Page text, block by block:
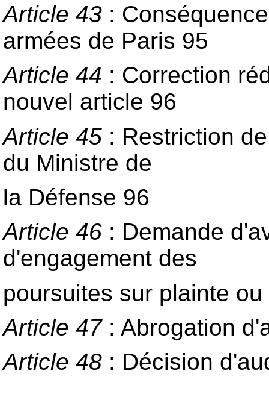
Article 43 :
armées de Paris 95
Article 44 : Correction
nouvel article 96
Article 45 : Restriction
du Ministre de
la Défense 96
Article 46 : Demande
d'engagement des
poursuites sur plainte
Article 47: Abrogation
Article 48 : Décision